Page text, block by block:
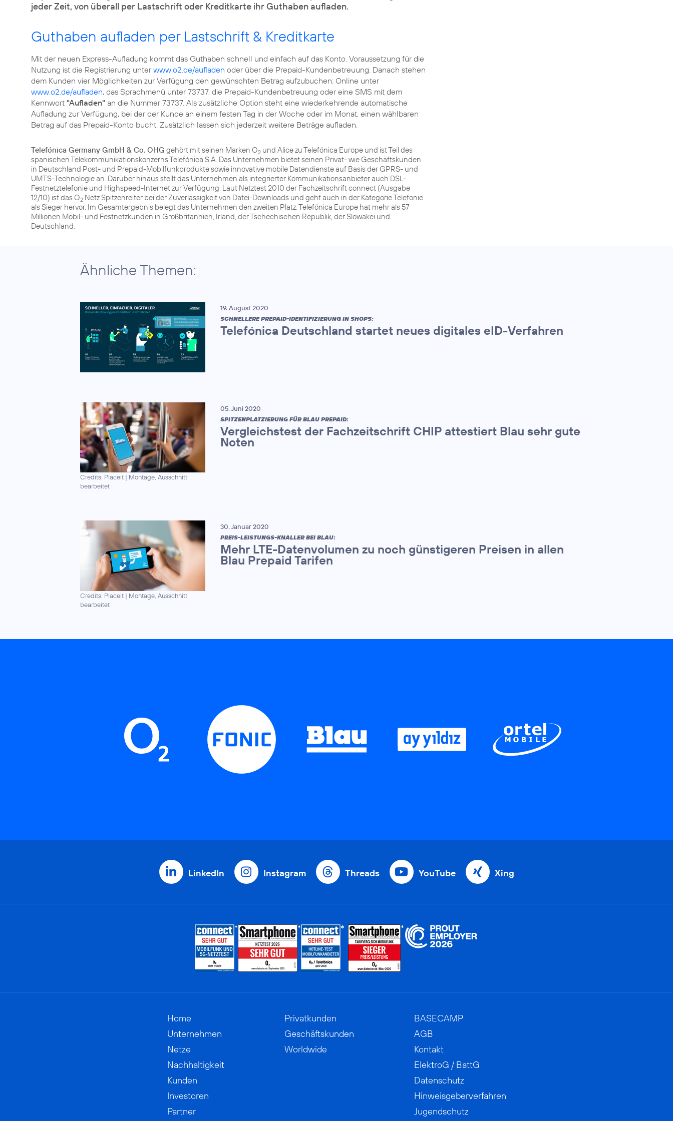
jeder Zeit, von überall per Lastschrift oder Kreditkarte ihr Guthaben aufladen.
Guthaben aufladen per Lastschrift & Kreditkarte
Mit der neuen Express-Aufladung kommt das Guthaben schnell und einfach auf das Konto. Voraussetzung für die
Nutzung ist die Registrierung unterwww.o2.de/aufladen oder über die Prepaid-Kundenbetreuung. Danach stehen
dem Kunden vier Möglichkeiten zur Verfügung den gewünschten Betrag aufzubuchen: Online unter
www.o2.de/aufladen, das Sprachmenü unter 73737, die Prepaid-Kundenbetreuung oder eine SMS mit dem
Kennwort "Aufladen" an die Nummer 73737. Als zusätzliche Option steht eine wiederkehrende automatische
Aufladung zur Verfügung, bei der der Kunde an einem festen Tag in der Woche oder im Monat, einen wählbaren
Betrag auf das Prepaid-Konto bucht. Zusätzlich lassen sich jederzeit weitere Beträge aufladen.
Telefónica Germany GmbH & Co. OHG gehört mit seinen Marken O2 und Alice zu Telefónica Europe und ist Teil des
spanischen Telekommunikationskonzerns Telefónica S.A. Das Unternehmen bietet seinen Privat- wie Geschäftskunden
in Deutschland Post- und Prepaid-Mobilfunkprodukte sowie innovative mobile Datendienste auf Basis der GPRS- und
UMTS-Technologie an. Darüber hinaus stellt das Unternehmen als integrierter Kommunikationsanbieter auch DSL-
Festnetztelefonie und Highspeed-Internet zur Verfügung. Laut Netztest 2010 der Fachzeitschrift connect (Ausgabe
12/10) ist das O2 Netz Spitzenreiter bei der Zuverlässigkeit von Datei-Downloads und geht auch in der Kategorie Telefonie
als Sieger hervor. Im Gesamtergebnis belegt das Unternehmen den zweiten Platz. Telefónica Europe hat mehr als 57
Millionen Mobil- und Festnetzkunden in Großbritannien, Irland, der Tschechischen Republik, der Slowakei und
Deutschland.
Ähnliche Themen:
19. August 2020
SCHNELLERE PREPAID-IDENTIFIZIERUNG IN SHOPS:
Telefónica Deutschland startet neues digitales eID-Verfahren
Credits: Placeit | Montage, Ausschnitt
bearbeitet
05. Juni 2020
SPITZENPLATZIERUNG FÜR BLAU PREPAID:
Vergleichstest der Fachzeitschrift CHIP attestiert Blau sehr gute
Noten
Credits: Placeit | Montage, Ausschnitt
bearbeitet
30. Januar 2020
PREIS-LEISTUNGS-KNALLER BEI BLAU:
Mehr LTE-Datenvolumen zu noch günstigeren Preisen in allen
Blau Prepaid Tarifen
LinkedIn Instagram Threads YouTube Xing
Home
Unternehmen
Netze
Nachhaltigkeit
Kunden
Investoren
Partner
Privatkunden
Geschäftskunden
Worldwide
BASECAMP
AGB
Kontakt
ElektroG / BattG
Datenschutz
Hinweisgeberverfahren
Jugendschutz